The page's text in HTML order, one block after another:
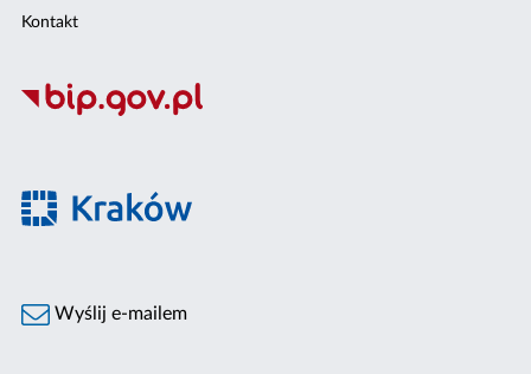
Kontakt
Wyślij e-mailem